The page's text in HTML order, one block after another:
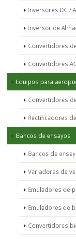
Inversores DC /
Inversor de
Convertidores
Convertidores
Equipos para
Convertidores
Rectificadores de
Bancos de ensayos
Bancos de
Variadores de
Emuladores de
Emuladores de
Convertidores